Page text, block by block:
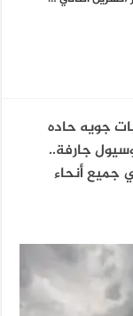
جويه حاده
جارفة..
جميع أنحاء